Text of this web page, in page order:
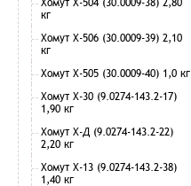
кг
Хомут Х-506 (30.0009-39) 2,10
кг
Хомут Х-505 (30.0009-40) 1,0 кг
Хомут Х-30 (9.0274-143.2-17)
1,90 кг
Хомут Х-Д (9.0274-143.2-22)
2,20 кг
Хомут Х-13 (9.0274-143.2-38)
1,40 кг